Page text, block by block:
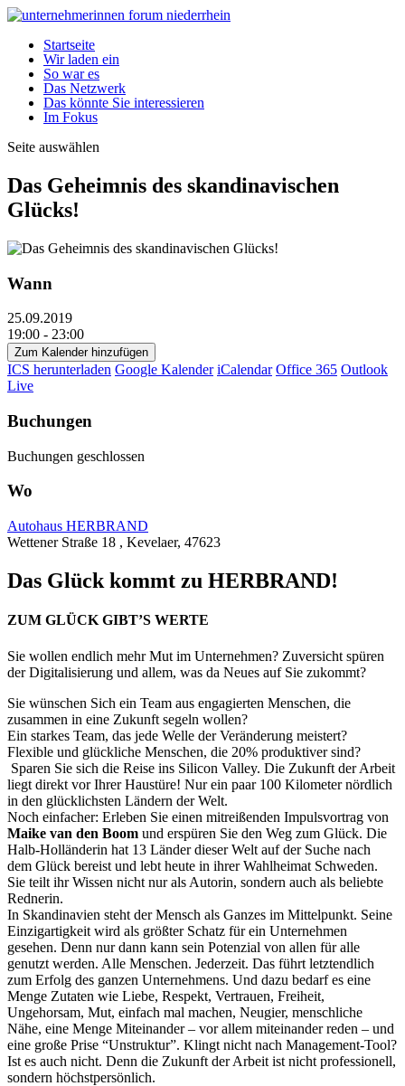
Startseite
Wir laden ein
So war es
Das Netzwerk
Das könnte Sie interessieren
Im Fokus
Seite auswählen
Das Geheimnis des skandinavischen
Glücks!
Wann
25.09.2019
19:00 - 23:00
Zum Kalender hinzufügen
ICS herunterladen Google Kalender iCalendar Office 365 Outlook
Live
Buchungen
Buchungen geschlossen
Wo
Autohaus HERBRAND
Wettener Straße 18 , Kevelaer, 47623
Das Glück kommt zu HERBRAND!
ZUM GLÜCK GIBT’S WERTE
Sie wollen endlich mehr Mut im Unternehmen? Zuversicht spüren
der Digitalisierung und allem, was da Neues auf Sie zukommt?
Sie wünschen Sich ein Team aus engagierten Menschen, die
zusammen in eine Zukunft segeln wollen?
Ein starkes Team, das jede Welle der Veränderung meistert?
Flexible und glückliche Menschen, die 20% produktiver sind?
Sparen Sie sich die Reise ins Silicon Valley. Die Zukunft der Arbeit
liegt direkt vor Ihrer Haustüre! Nur ein paar 100 Kilometer nördlich
in den glücklichsten Ländern der Welt.
Noch einfacher: Erleben Sie einen mitreißenden Impulsvortrag von
Maike van den Boom und erspüren Sie den Weg zum Glück. Die
Halb-Holländerin hat 13 Länder dieser Welt auf der Suche nach
dem Glück bereist und lebt heute in ihrer Wahlheimat Schweden.
Sie teilt ihr Wissen nicht nur als Autorin, sondern auch als beliebte
Rednerin.
In Skandinavien steht der Mensch als Ganzes im Mittelpunkt. Seine
Einzigartigkeit wird als größter Schatz für ein Unternehmen
gesehen. Denn nur dann kann sein Potenzial von allen für alle
genutzt werden. Alle Menschen. Jederzeit. Das führt letztendlich
zum Erfolg des ganzen Unternehmens. Und dazu bedarf es eine
Menge Zutaten wie Liebe, Respekt, Vertrauen, Freiheit,
Ungehorsam, Mut, einfach mal machen, Neugier, menschliche
Nähe, eine Menge Miteinander – vor allem miteinander reden – und
eine große Prise “Unstruktur”. Klingt nicht nach Management-Tool?
Ist es auch nicht. Denn die Zukunft der Arbeit ist nicht professionell,
sondern höchstpersönlich.